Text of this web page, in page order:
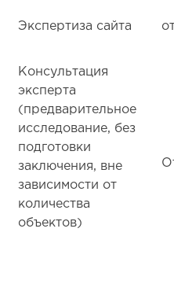
Экспертиза сайта
Консультация
эксперта
(предварительное
исследование, без
подготовки
заключения, вне
зависимости от
количества
объектов)